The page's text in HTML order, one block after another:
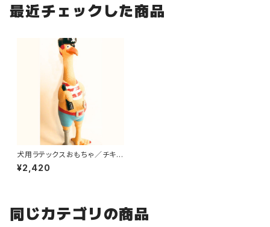
最近チェックした商品
犬用ラテックスおもちゃ／チキ
ン・シルバー
¥2,420
同じカテゴリの商品